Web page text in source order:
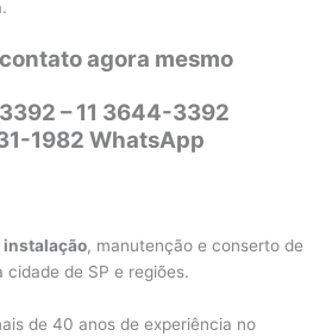
agora mesmo
– 11 3644-3392
1982 WhatsApp
instalação, manutenção e conserto de
cidade de SP e regiões.
de 40 anos de experiência no